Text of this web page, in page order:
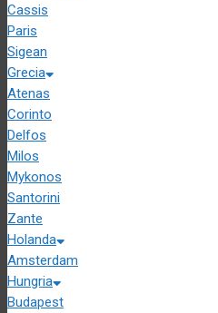
Cassis
Paris
Sigean
Grecia
Atenas
Corinto
Delfos
Milos
Mykonos
Santorini
Zante
Holanda
Amsterdam
Hungria
Budapest